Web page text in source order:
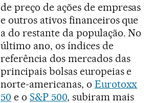
de preço de ações de empresas
e outros ativos financeiros que
a do restante da população. No
último ano, os índices de
referência dos mercados das
principais bolsas europeias e
norte-americanas, o Eurotoxx
50 e o S&P 500, subiram mais